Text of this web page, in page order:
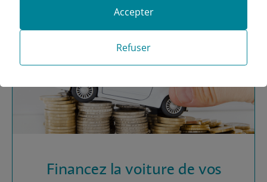
Financez la voiture de vos
Refuser
Accepter